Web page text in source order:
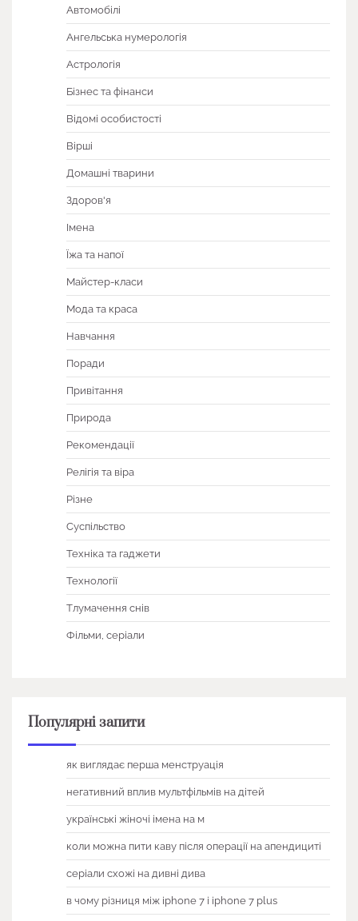
Автомобілі
Ангельська нумерологія
Астрологія
Бізнес та фінанси
Відомі особистості
Вірші
Домашні тварини
Здоров'я
Імена
Їжа та напої
Майстер-класи
Мода та краса
Навчання
Поради
Привітання
Природа
Рекомендації
Релігія та віра
Різне
Суспільство
Техніка та гаджети
Технології
Тлумачення снів
Фільми, серіали
Популярні запити
як виглядає перша менструація
негативний вплив мультфільмів на дітей
українські жіночі імена на м
коли можна пити каву після операції на апендициті
серіали схожі на дивні дива
в чому різниця між iphone 7 і iphone 7 plus